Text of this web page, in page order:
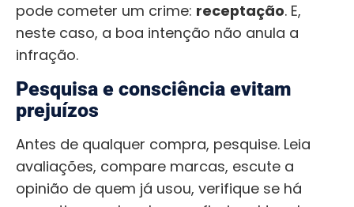
pode cometer um crime: receptação. E,
neste caso, a boa intenção não anula a
infração.
Pesquisa e consciência evitam
prejuízos
Antes de qualquer compra, pesquise. Leia
avaliações, compare marcas, escute a
opinião de quem já usou, verifique se há